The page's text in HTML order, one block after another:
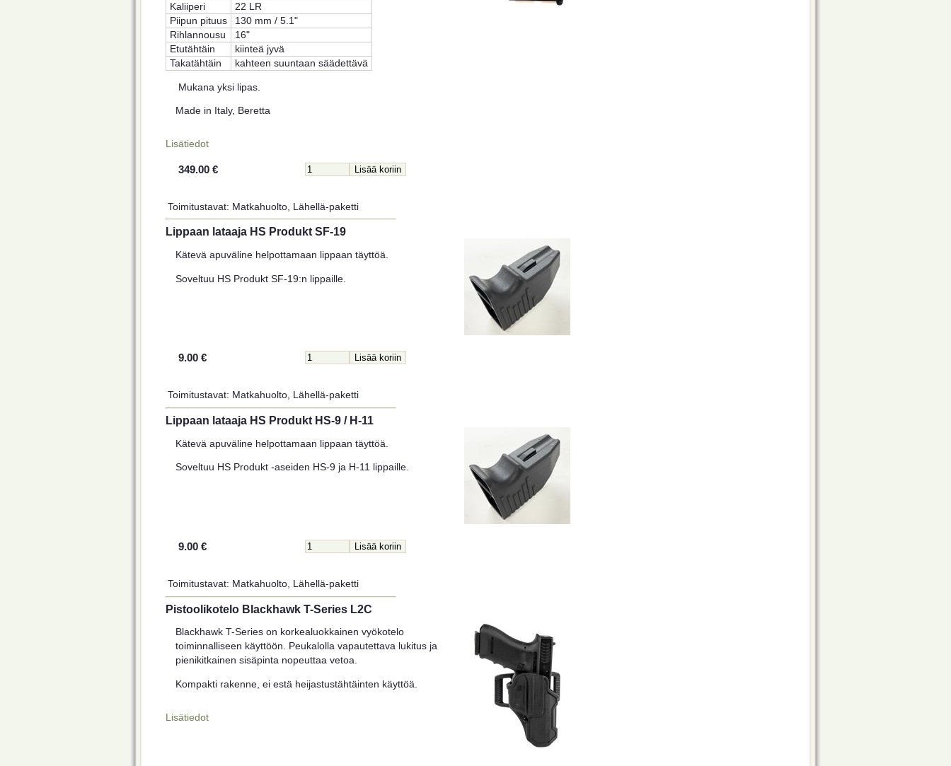
Kaliiperi
22 LR
Piipun pituus
130 mm / 5.1"
Rihlannousu
16"
Etutähtäin
kiinteä jyvä
Takatähtäin
kahteen suuntaan säädettävä
Mukana yksi lipas.
Made in Italy, Beretta
Lisätiedot
349.00 €
Toimitustavat: Matkahuolto, Lähellä-paketti
Lippaan lataaja HS Produkt SF-19
Kätevä apuväline helpottamaan lippaan täyttöä.
Soveltuu HS Produkt SF-19:n lippaille.
9.00 €
Toimitustavat: Matkahuolto, Lähellä-paketti
Lippaan lataaja HS Produkt HS-9 / H-11
Kätevä apuväline helpottamaan lippaan täyttöä.
Soveltuu HS Produkt -aseiden HS-9 ja H-11 lippaille.
9.00 €
Toimitustavat: Matkahuolto, Lähellä-paketti
Pistoolikotelo Blackhawk T-Series L2C
Blackhawk T-Series on korkealuokkainen vyökotelo
toiminnalliseen käyttöön. Peukalolla vapautettava lukitus ja
pienikitkainen sisäpinta nopeuttaa vetoa.
Kompakti rakenne, ei estä heijastustähtäinten käyttöä.
Lisätiedot